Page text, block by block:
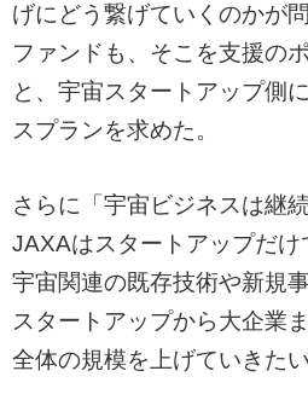
げにどう繋げていくのかが
ファンドも、そこを支援の
と、宇宙スタートアップ側
スプランを求めた。
さらに「宇宙ビジネスは継
JAXAはスタートアップだ
宇宙関連の既存技術や新規
スタートアップから大企業
全体の規模を上げていきた